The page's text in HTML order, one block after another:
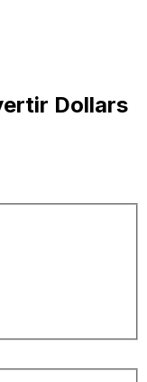
Dollars